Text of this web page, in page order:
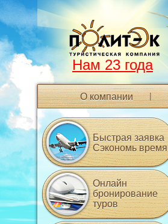
Нам 23 года
О компании
Быстрая заявка
Сэкономь время
Онлайн
бронирование
туров